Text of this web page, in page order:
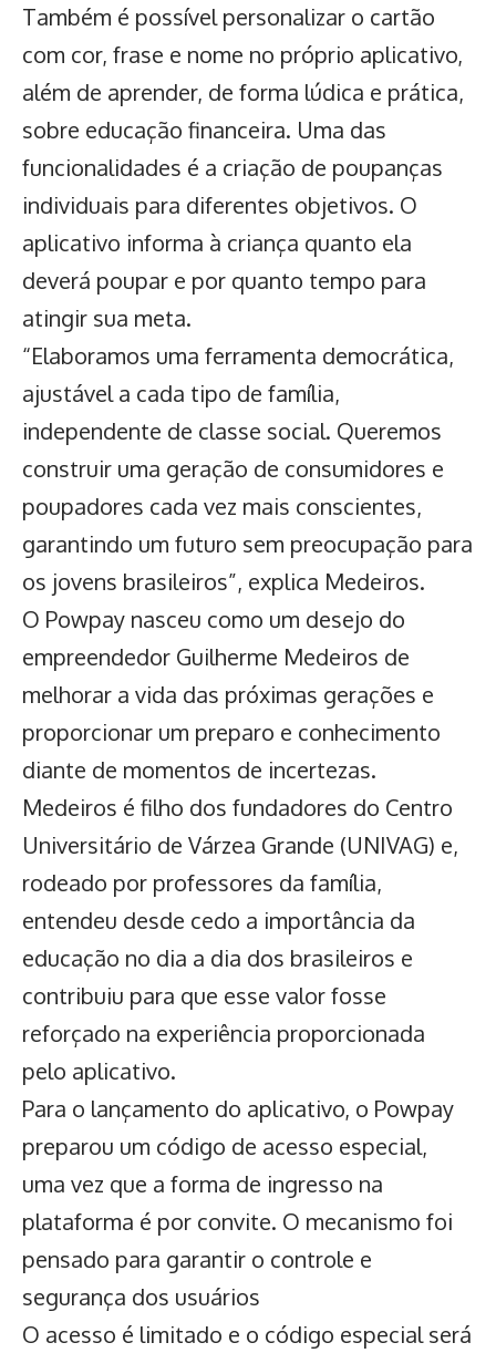
Também é possível personalizar o cartão
com cor, frase e nome no próprio aplicativo,
além de aprender, de forma lúdica e prática,
sobre educação financeira. Uma das
funcionalidades é a criação de poupanças
individuais para diferentes objetivos. O
aplicativo informa à criança quanto ela
deverá poupar e por quanto tempo para
atingir sua meta.
“Elaboramos uma ferramenta democrática,
ajustável a cada tipo de família,
independente de classe social. Queremos
construir uma geração de consumidores e
poupadores cada vez mais conscientes,
garantindo um futuro sem preocupação para
os jovens brasileiros”, explica Medeiros.
O Powpay nasceu como um desejo do
empreendedor Guilherme Medeiros de
melhorar a vida das próximas gerações e
proporcionar um preparo e conhecimento
diante de momentos de incertezas.
Medeiros é filho dos fundadores do Centro
Universitário de Várzea Grande (UNIVAG) e,
rodeado por professores da família,
entendeu desde cedo a importância da
educação no dia a dia dos brasileiros e
contribuiu para que esse valor fosse
reforçado na experiência proporcionada
pelo aplicativo.
Para o lançamento do aplicativo, o Powpay
preparou um código de acesso especial,
uma vez que a forma de ingresso na
plataforma é por convite. O mecanismo foi
pensado para garantir o controle e
segurança dos usuários
O acesso é limitado e o código especial será